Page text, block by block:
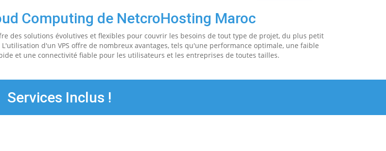
Computing de NetcroHosting Maroc
des solutions évolutives et flexibles pour couvrir les besoins de tout type de projet, du plus petit
d'un VPS offre de nombreux avantages, tels qu'une performance optimale, une faible
et une connectivité fiable pour les utilisateurs et les entreprises de toutes tailles.
Services Inclus !